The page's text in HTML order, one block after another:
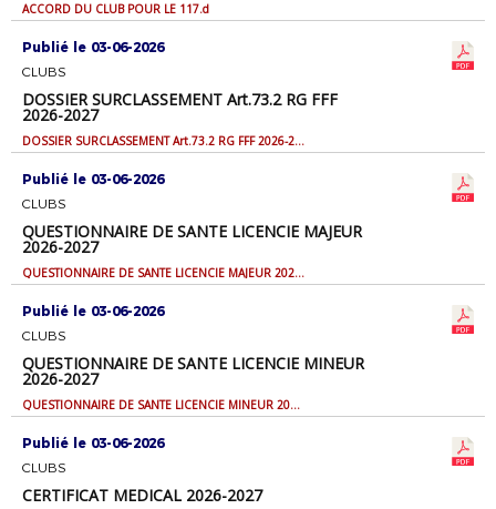
ACCORD DU CLUB POUR LE 117.d
Publié le 03-06-2026
CLUBS
DOSSIER SURCLASSEMENT Art.73.2 RG FFF
2026-2027
DOSSIER SURCLASSEMENT Art.73.2 RG FFF 2026-2027
Publié le 03-06-2026
CLUBS
QUESTIONNAIRE DE SANTE LICENCIE MAJEUR
2026-2027
QUESTIONNAIRE DE SANTE LICENCIE MAJEUR 2026-2027
Publié le 03-06-2026
CLUBS
QUESTIONNAIRE DE SANTE LICENCIE MINEUR
2026-2027
QUESTIONNAIRE DE SANTE LICENCIE MINEUR 2026-2027
Publié le 03-06-2026
CLUBS
CERTIFICAT MEDICAL 2026-2027